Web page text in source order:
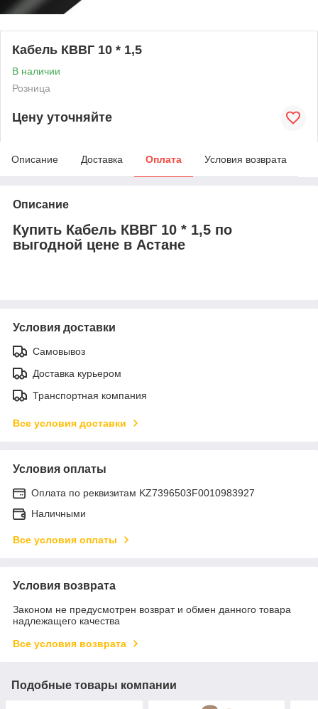
Кабель КВВГ 10 * 1,5
В наличии
Розница
Цену уточняйте
Описание Доставка Оплата Условия возврата
Описание
Купить Кабель КВВГ 10 * 1,5 по
выгодной цене в Астане
Условия доставки
Самовывоз
Доставка курьером
Транспортная компания
Все условия доставки
Условия оплаты
Оплата по реквизитам KZ7396503F0010983927
Наличными
Все условия оплаты
Условия возврата
Законом не предусмотрен возврат и обмен данного товара
надлежащего качества
Все условия возврата
Подобные товары компании